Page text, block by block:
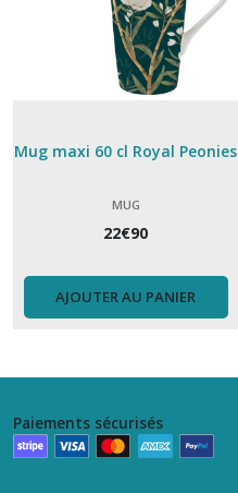
Mug maxi 60 cl Royal Peonies
MUG
22€90
AJOUTER AU PANIER
Paiements sécurisés